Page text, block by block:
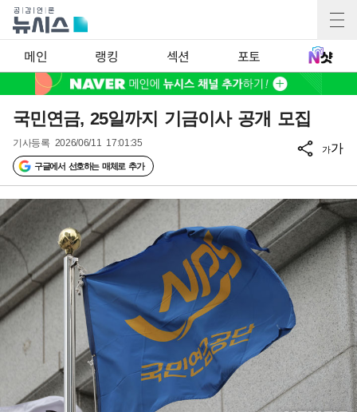
메인 랭킹 섹션 포토
국민연금, 25일까지 기금이사 공개 모집
기사등록 2026/06/11 17:01:35
구글에서 선호하는 매체로 추가
가가